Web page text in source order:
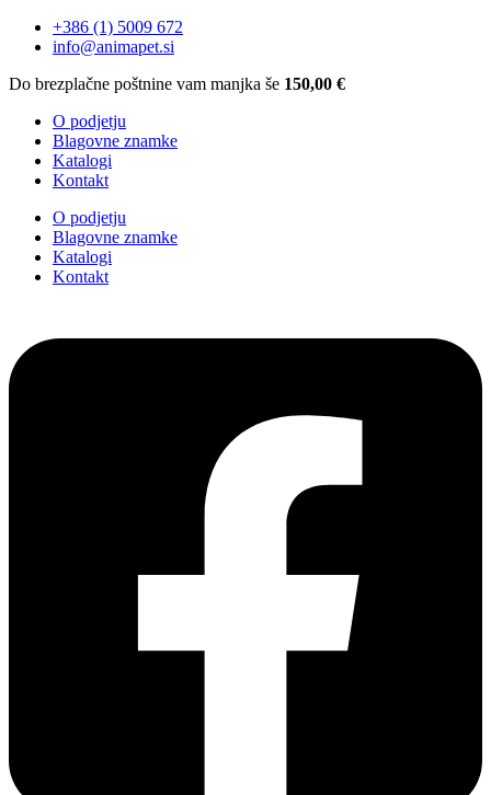
+386 (1) 5009 672
info@animapet.si
Do brezplačne poštnine vam manjka še 150,00 €
O podjetju
Blagovne znamke
Katalogi
Kontakt
O podjetju
Blagovne znamke
Katalogi
Kontakt